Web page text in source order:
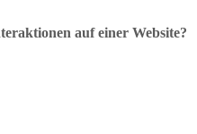
auf einer Website?